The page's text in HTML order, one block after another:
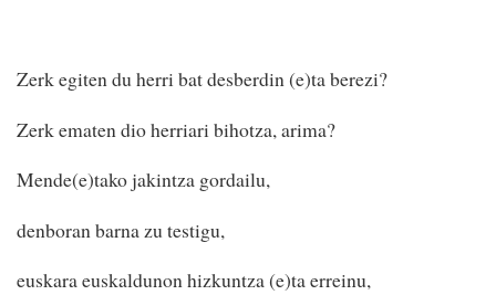
Zerk egiten du herri bat desberdin (e)ta berezi?
Zerk ematen dio herriari bihotza, arima?
Mende(e)tako jakintza gordailu,
denboran barna zu testigu,
euskara euskaldunon hizkuntza (e)ta erreinu,